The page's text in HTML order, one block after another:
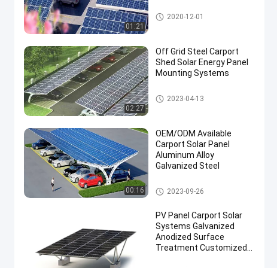
01:21
সৌর কারপোর্ট মাউন্টিং সিস্টেম
2020-12-01
02:27
Off Grid Steel Carport
Shed Solar Energy Panel
Mounting Systems
সৌর কারপোর্ট মাউন্টিং সিস্টেম
2023-04-13
00:16
OEM/ODM Available
Carport Solar Panel
Aluminum Alloy
Galvanized Steel
সৌর কারপোর্ট মাউন্টিং সিস্টেম
2023-09-26
PV Panel Carport Solar
Systems Galvanized
Anodized Surface
Treatment Customized